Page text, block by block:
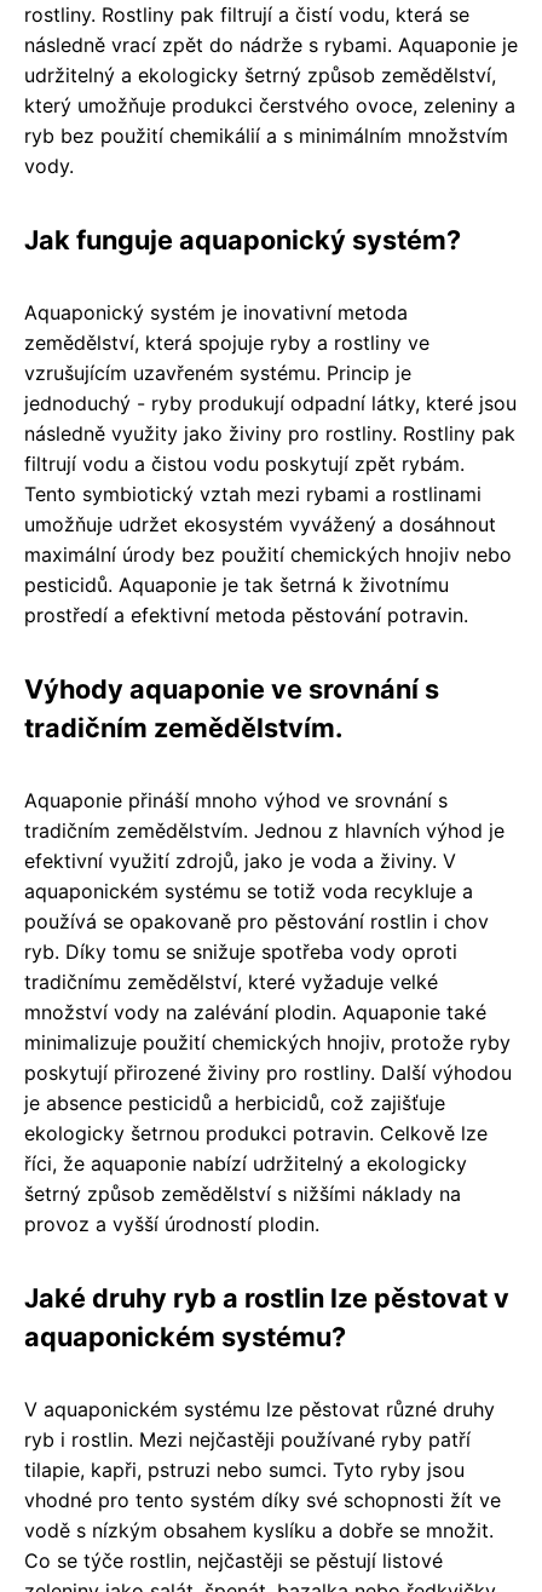
rostliny. Rostliny pak filtrují a čistí vodu, která se
následně vrací zpět do nádrže s rybami. Aquaponie je
udržitelný a ekologicky šetrný způsob zemědělství,
který umožňuje produkci čerstvého ovoce, zeleniny a
ryb bez použití chemikálií a s minimálním množstvím
vody.
Jak funguje aquaponický systém?
Aquaponický systém je inovativní metoda
zemědělství, která spojuje ryby a rostliny ve
vzrušujícím uzavřeném systému. Princip je
jednoduchý - ryby produkují odpadní látky, které jsou
následně využity jako živiny pro rostliny. Rostliny pak
filtrují vodu a čistou vodu poskytují zpět rybám.
Tento symbiotický vztah mezi rybami a rostlinami
umožňuje udržet ekosystém vyvážený a dosáhnout
maximální úrody bez použití chemických hnojiv nebo
pesticidů. Aquaponie je tak šetrná k životnímu
prostředí a efektivní metoda pěstování potravin.
Výhody aquaponie ve srovnání s
tradičním zemědělstvím.
Aquaponie přináší mnoho výhod ve srovnání s
tradičním zemědělstvím. Jednou z hlavních výhod je
efektivní využití zdrojů, jako je voda a živiny. V
aquaponickém systému se totiž voda recykluje a
používá se opakovaně pro pěstování rostlin i chov
ryb. Díky tomu se snižuje spotřeba vody oproti
tradičnímu zemědělství, které vyžaduje velké
množství vody na zalévání plodin. Aquaponie také
minimalizuje použití chemických hnojiv, protože ryby
poskytují přirozené živiny pro rostliny. Další výhodou
je absence pesticidů a herbicidů, což zajišťuje
ekologicky šetrnou produkci potravin. Celkově lze
říci, že aquaponie nabízí udržitelný a ekologicky
šetrný způsob zemědělství s nižšími náklady na
provoz a vyšší úrodností plodin.
Jaké druhy ryb a rostlin lze pěstovat v
aquaponickém systému?
V aquaponickém systému lze pěstovat různé druhy
ryb i rostlin. Mezi nejčastěji používané ryby patří
tilapie, kapři, pstruzi nebo sumci. Tyto ryby jsou
vhodné pro tento systém díky své schopnosti žít ve
vodě s nízkým obsahem kyslíku a dobře se množit.
Co se týče rostlin, nejčastěji se pěstují listové